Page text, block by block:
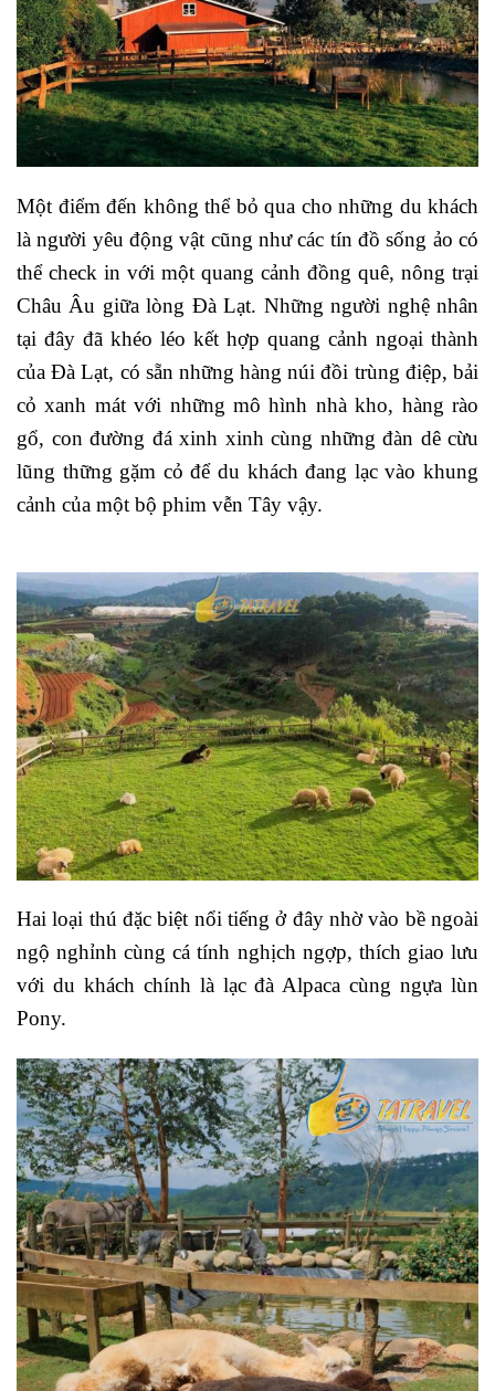
Một điểm đến không thể bỏ qua cho những du khách
là người yêu động vật cũng như các tín đồ sống ảo có
thể check in với một quang cảnh đồng quê, nông trại
Châu Âu giữa lòng Đà Lạt. Những người nghệ nhân
tại đây đã khéo léo kết hợp quang cảnh ngoại thành
của Đà Lạt, có sẵn những hàng núi đồi trùng điệp, bải
cỏ xanh mát với những mô hình nhà kho, hàng rào
gổ, con đường đá xinh xinh cùng những đàn dê cừu
lũng thững gặm cỏ để du khách đang lạc vào khung
cảnh của một bộ phim vễn Tây vậy.
Hai loại thú đặc biệt nổi tiếng ở đây nhờ vào bề ngoài
ngộ nghỉnh cùng cá tính nghịch ngợp, thích giao lưu
với du khách chính là lạc đà Alpaca cùng ngựa lùn
Pony.